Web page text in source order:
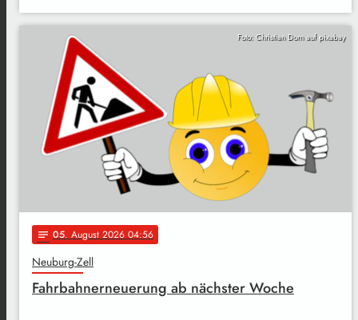
Foto: Christian Dorn auf pixabay
notes 05. August 2026 04:56
Neuburg-Zell
Fahrbahnerneuerung ab nächster Woche